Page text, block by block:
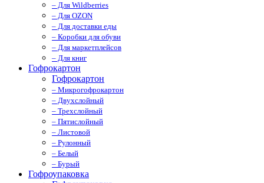
– Для Wildberries
– Для OZON
– Для доставки еды
– Коробки для обуви
– Для маркетплейсов
– Для книг
Гофрокартон
Гофрокартон
– Микрогофрокартон
– Двухслойный
– Трехслойный
– Пятислойный
– Листовой
– Рулонный
– Белый
– Бурый
Гофроупаковка